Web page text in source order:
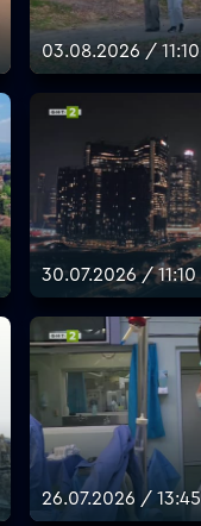
03.08.2026 / 11:10
30.07.2026 / 11:10
26.07.2026 / 13:45